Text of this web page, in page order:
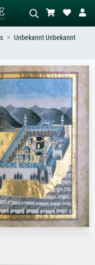
la scène – ex. prairie verte,
avec beaucoup de rouge,
sombre, nu debout près d'un
arbre.
Unbekannt Unbekannt